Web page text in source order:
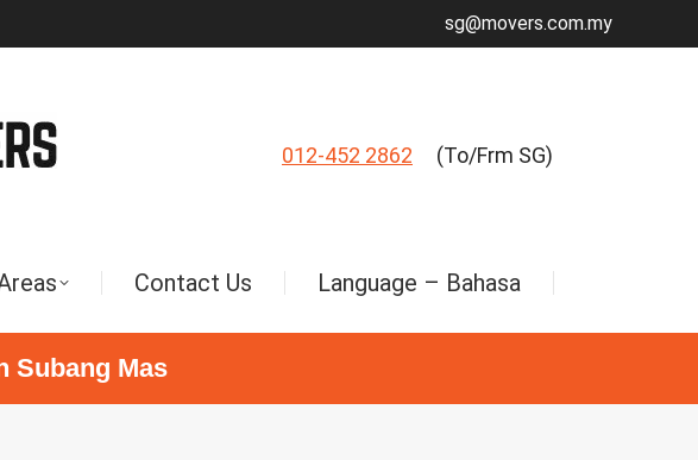
sg@movers.com.my
012-452 2862 (To/Frm SG)
Contact Us Language – Bahasa
Subang Mas